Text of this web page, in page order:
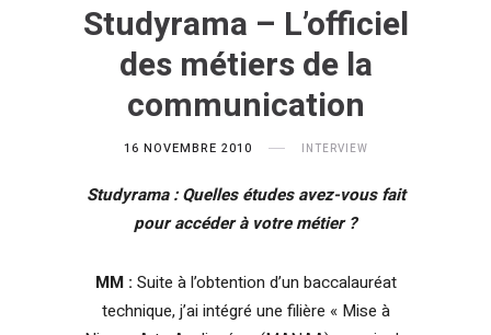
Studyrama – L’officiel
des métiers de la
communication
16 NOVEMBRE 2010 INTERVIEW
Studyrama : Quelles études avez-vous fait
pour accéder à votre métier ?
MM : Suite à l’obtention d’un baccalauréat
technique, j’ai intégré une filière « Mise à